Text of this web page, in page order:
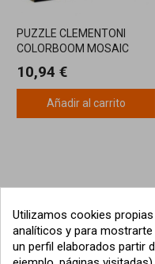
PUZZLE CLEMENTONI
COLORBOOM MOSAIC
10,94 €
Añadir al carrito
Utilizamos cookies
analíticos y para
un perfil elaborados partir